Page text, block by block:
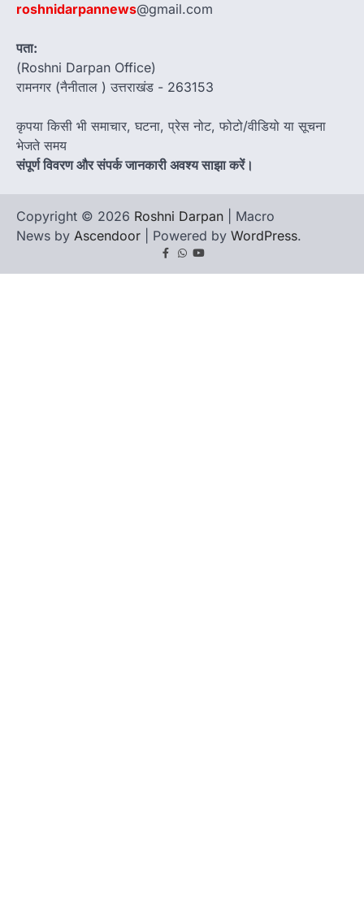
roshnidarpannews@gmail.com
पता:
(Roshni Darpan Office)
रामनगर (नैनीताल ) उत्तराखंड - 263153
कृपया किसी भी समाचार, घटना, प्रेस नोट, फोटो/वीडियो या सूचना
भेजते समय
संपूर्ण विवरण और संपर्क जानकारी अवश्य साझा करें।
Copyright © 2026 Roshni Darpan | Macro
News by Ascendoor | Powered by WordPress.
Facebook
Whatsapp
youtube